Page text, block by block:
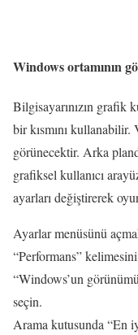
Windows ortamının
Bilgisayarınızın grafik
bir kısmını
görünecektir. Arka
grafiksel kullanıcı
ayarları değiştirerek
Ayarlar menüsünü
“Performans”
“Windows’un
seçin.
Arama kutusunda “En